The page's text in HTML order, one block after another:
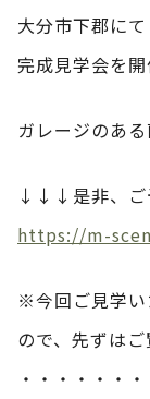
大分市下郡に
完成見学会を開
ガレージのあ
↓↓↓是非、ご
https://m-
※今回ご見学い
ので、先ずはご
・・・・・・